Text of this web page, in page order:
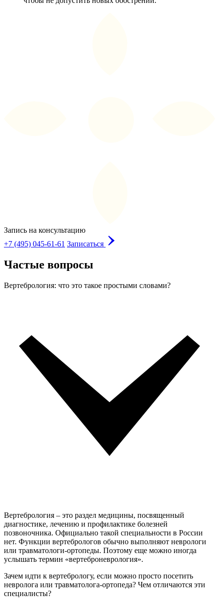
Запись на консультацию
+7 (495) 045-61-61 Записаться
Частые вопросы
Вертебрология: что это такое простыми словами?
Вертебрология – это раздел медицины, посвященный
диагностике, лечению и профилактике болезней
позвоночника. Официально такой специальности в России
нет. Функции вертебрологов обычно выполняют неврологи
или травматологи-ортопеды. Поэтому еще можно иногда
услышать термин «вертеброневрология».
Зачем идти к вертебрологу, если можно просто посетить
невролога или травматолога-ортопеда? Чем отличаются эти
специалисты?